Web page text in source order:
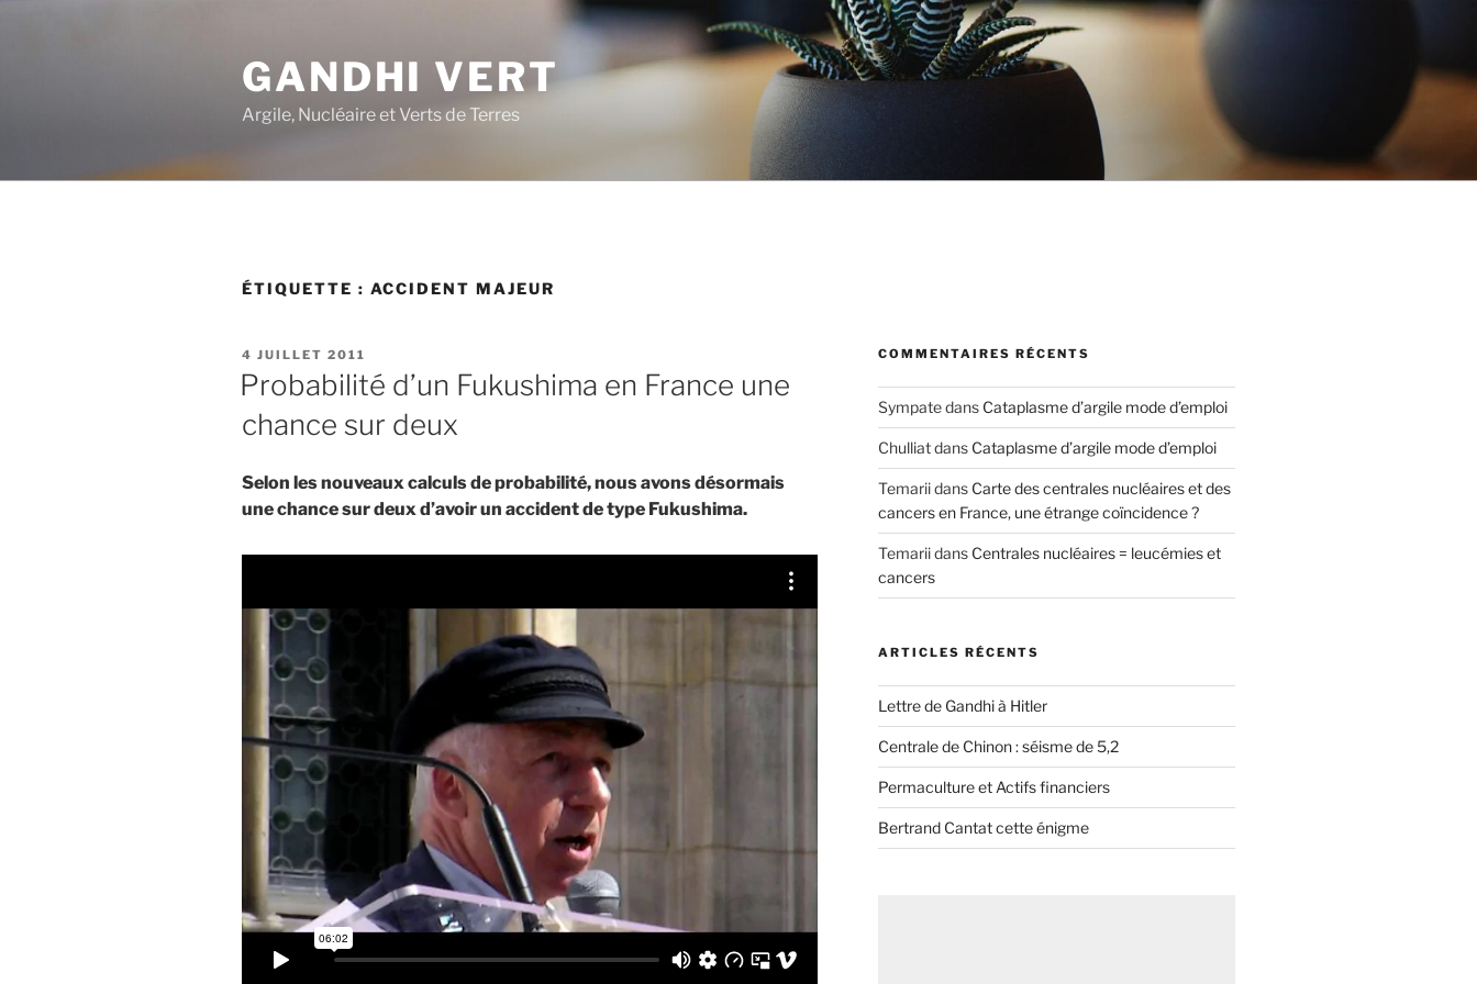
GANDHI VERT
Argile, Nucléaire et Verts de Terres
ÉTIQUETTE : ACCIDENT MAJEUR
PUBLIÉ
LE
4 JUILLET 2011
Probabilité d’un Fukushima en France une
chance sur deux
Selon les nouveaux calculs de probabilité, nous avons désormais
une chance sur deux d’avoir un accident de type Fukushima.
COMMENTAIRES RÉCENTS
Sympatedans Cataplasme d’argile mode d’emploi
Chulliatdans Cataplasme d’argile mode d’emploi
Temariidans Carte des centrales nucléaires et des
cancers en France, une étrange coïncidence ?
Temariidans Centrales nucléaires = leucémies et
cancers
ARTICLES RÉCENTS
Lettre de Gandhi à Hitler
Centrale de Chinon : séisme de 5,2
Permaculture et Actifs financiers
Bertrand Cantat cette énigme